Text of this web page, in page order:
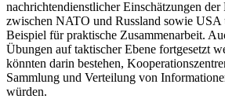
nachrichtendienstlicher Einschätzungen der
zwischen NATO und Russland sowie USA
Beispiel für praktische Zusammenarbeit.
Übungen auf taktischer Ebene fortgesetzt
könnten darin bestehen,
Sammlung und Verteilung von
würden.